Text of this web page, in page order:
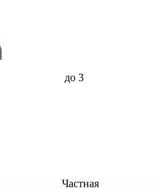
до 3
Частная